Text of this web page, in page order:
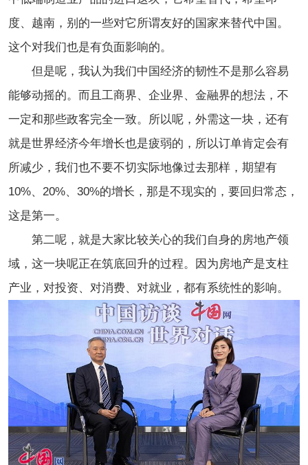
度、越南，别的一些对它所谓友好的国家来替代中国。
这个对我们也是有负面影响的。
但是呢，我认为我们中国经济的韧性不是那么容易
能够动摇的。而且工商界、企业界、金融界的想法，不
一定和那些政客完全一致。所以呢，外需这一块，还有
就是世界经济今年增长也是疲弱的，所以订单肯定会有
所减少，我们也不要不切实际地像过去那样，期望有
10%、20%、30%的增长，那是不现实的，要回归常态，
这是第一。
第二呢，就是大家比较关心的我们自身的房地产领
域，这一块呢正在筑底回升的过程。因为房地产是支柱
产业，对投资、对消费、对就业，都有系统性的影响。